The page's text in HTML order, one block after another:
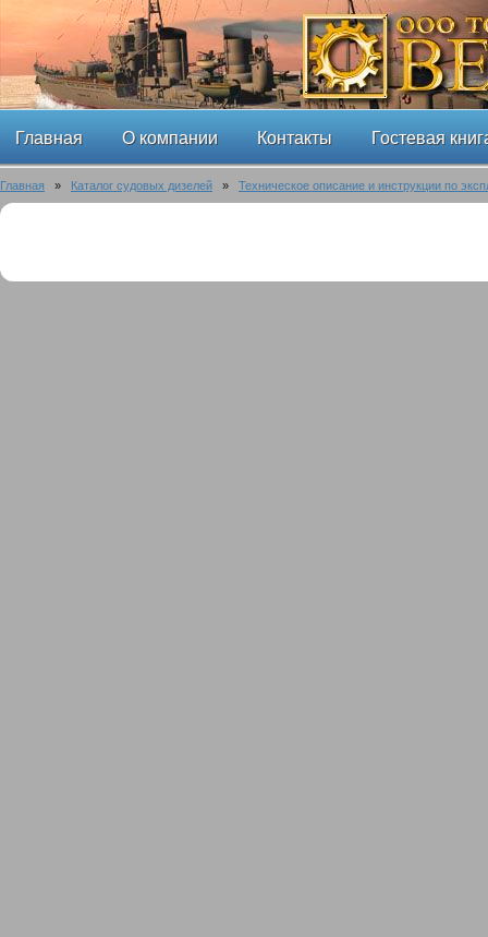
Главная О компании Контакты Гостевая
Главная » Каталог судовых дизелей » Техническое описание и инструкции по